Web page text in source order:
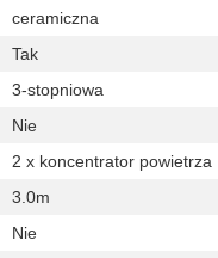
ceramiczna
Tak
3-stopniowa
Nie
2 x koncentrator powietrza
3.0m
Nie